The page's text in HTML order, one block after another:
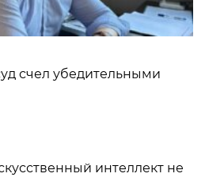
счел убедительными
интеллект не